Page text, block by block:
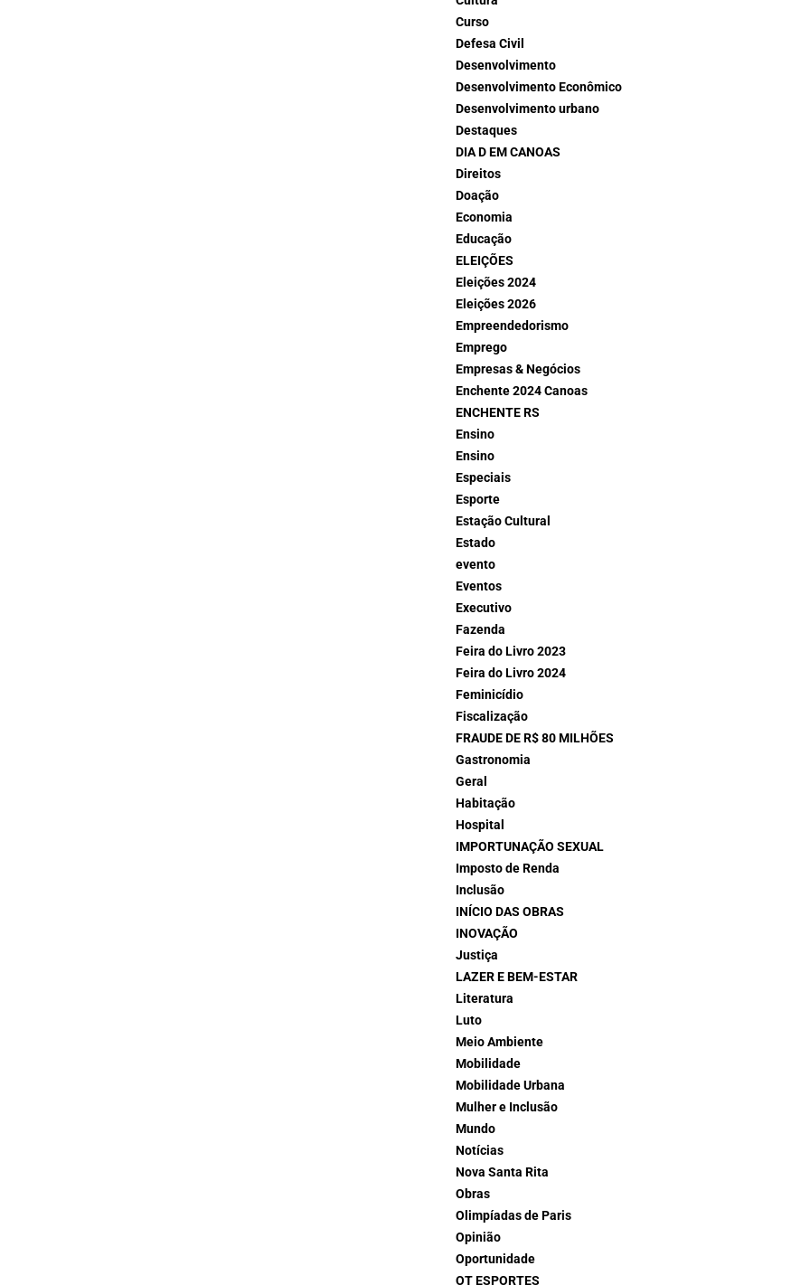
Curso
Defesa Civil
Desenvolvimento
Desenvolvimento Econômico
Desenvolvimento urbano
Destaques
DIA D EM CANOAS
Direitos
Doação
Economia
Educação
ELEIÇÕES
Eleições 2024
Eleições 2026
Empreendedorismo
Emprego
Empresas & Negócios
Enchente 2024 Canoas
ENCHENTE RS
Ensino
Ensino
Especiais
Esporte
Estação Cultural
Estado
evento
Eventos
Executivo
Fazenda
Feira do Livro 2023
Feira do Livro 2024
Feminicídio
Fiscalização
FRAUDE DE R$ 80 MILHÕES
Gastronomia
Geral
Habitação
Hospital
IMPORTUNAÇÃO SEXUAL
Imposto de Renda
Inclusão
INÍCIO DAS OBRAS
INOVAÇÃO
Justiça
LAZER E BEM-ESTAR
Literatura
Luto
Meio Ambiente
Mobilidade
Mobilidade Urbana
Mulher e Inclusão
Mundo
Notícias
Nova Santa Rita
Obras
Olimpíadas de Paris
Opinião
Oportunidade
OT ESPORTES